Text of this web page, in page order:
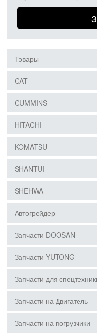
Товары
CAT
CUMMINS
HITACHI
KOMATSU
SHANTUI
SHEHWA
Автогрейдер
Запчасти DOOSAN
Запчасти YUTONG
Запчасти для
Запчасти на Двигатель
Запчасти на погрузчики